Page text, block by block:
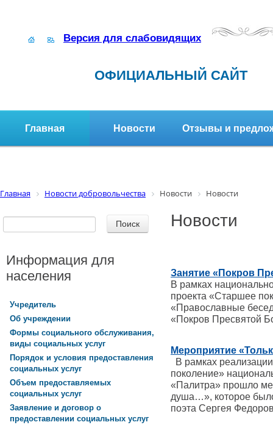
Версия для слабовидящих
ОФИЦИАЛЬНЫЙ САЙТ
Главная Новости Отзывы и
Главная Новости добровольчества Новости Новости
Новости
Занятие «Покров
В рамках
проекта «Старшее
«Православные
«Покров Пресвятой
Мероприятие
В рамках
поколение»
«Палитра» прошло
душа…», которое
поэта Сергея
Информация для
населения
Учредитель
Об учреждении
Формы социального обслуживания,
виды социальных услуг
Порядок и условия предоставления
социальных услуг
Объем предоставляемых
социальных услуг
Заявление и договор о
предоставлении социальных услуг